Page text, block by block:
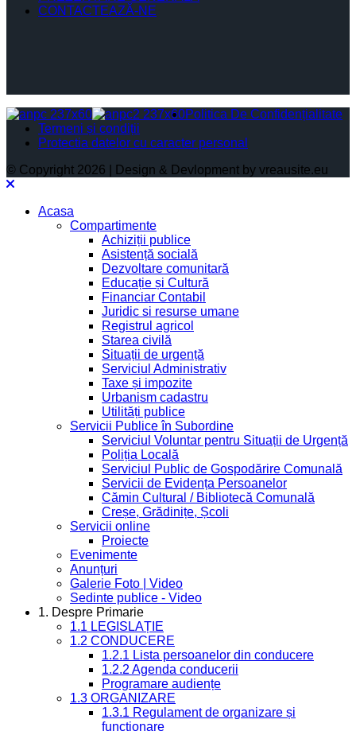
CONTACTEAZĂ-NE
Politica De Confidențialitate
Termeni și condiții
Protectia datelor cu caracter personal
© Copyright 2026 | Design & Devlopment by vreausite.eu
Acasa
Compartimente
Achiziții publice
Asistență socială
Dezvoltare comunitară
Educație și Cultură
Financiar Contabil
Juridic si resurse umane
Registrul agricol
Starea civilă
Situații de urgență
Serviciul Administrativ
Taxe și impozite
Urbanism cadastru
Utilități publice
Servicii Publice în Subordine
Serviciul Voluntar pentru Situații de Urgență
Poliția Locală
Serviciul Public de Gospodărire Comunală
Servicii de Evidența Persoanelor
Cămin Cultural / Bibliotecă Comunală
Creșe, Grădinițe, Școli
Servicii online
Proiecte
Evenimente
Anunțuri
Galerie Foto | Video
Sedinte publice - Video
1. Despre Primarie
1.1 LEGISLAȚIE
1.2 CONDUCERE
1.2.1 Lista persoanelor din conducere
1.2.2 Agenda conducerii
Programare audiențe
1.3 ORGANIZARE
1.3.1 Regulament de organizare și
funcționare